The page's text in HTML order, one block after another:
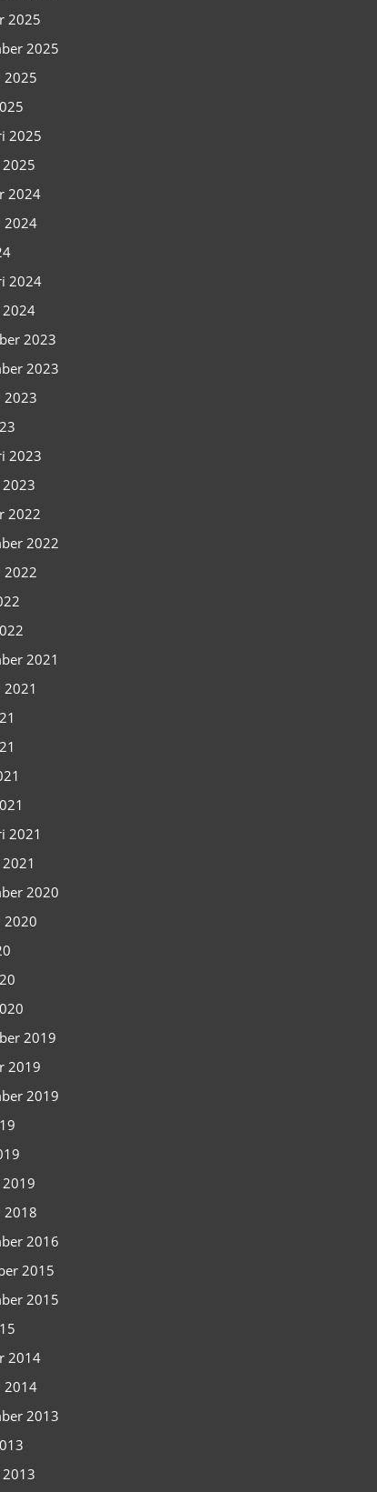
2025
2025
2025
2025
2024
2024
2024
2023
2023
2023
2023
2022
2022
2022
2021
2021
2021
2020
2020
2019
2019
2019
2018
2016
2015
2015
2014
2014
2013